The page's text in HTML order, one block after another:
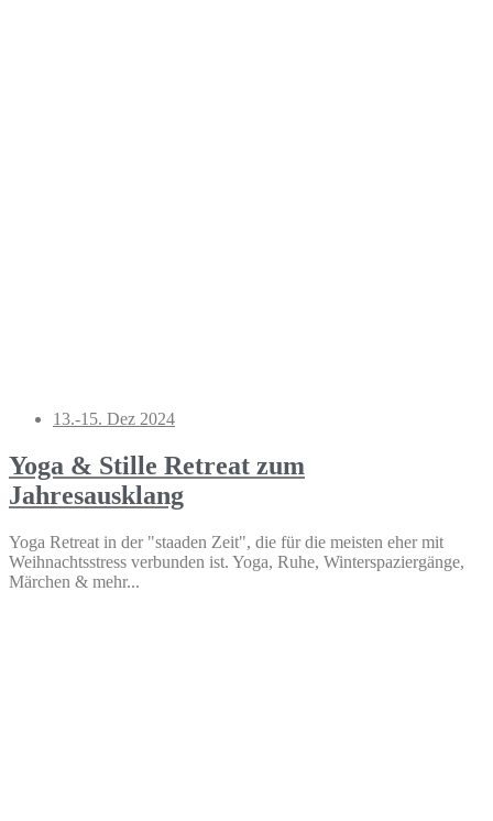
13.-15. Dez 2024
Yoga & Stille Retreat zum
Jahresausklang
Yoga Retreat in der "staaden Zeit", die für die meisten eher mit
Weihnachtsstress verbunden ist. Yoga, Ruhe, Winterspaziergänge,
Märchen & mehr...